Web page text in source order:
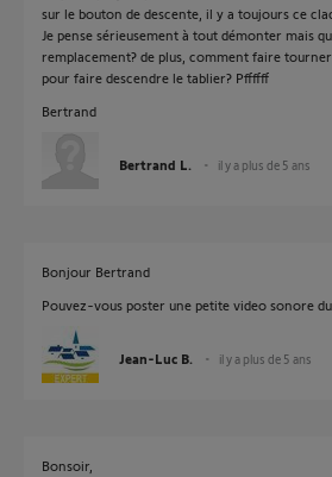
sur le bouton de descente, il y a toujours ce
Je pense sérieusement à tout démonter mais
remplacement? de plus, comment faire
pour faire descendre le tablier? Pffffff
Bertrand
Bertrand L. il y a plus de 5 ans
Bonjour Bertrand
Pouvez-vous poster une petite video sonore
Jean-Luc B. il y a plus de 5 ans
Bonsoir,